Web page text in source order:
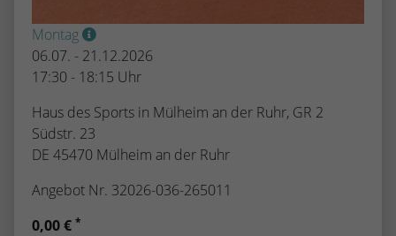
Montag
06.07. - 21.12.2026
17:30 - 18:15 Uhr
Haus des Sports in Mülheim an der Ruhr, GR 2
Südstr. 23
DE 45470 Mülheim an der Ruhr
Angebot Nr. 32026-036-265011
0,00 € *